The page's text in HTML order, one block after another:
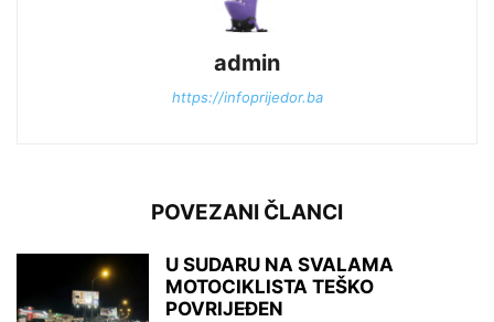
admin
https://infoprijedor.ba
POVEZANI ČLANCI
U SUDARU NA SVALAMA
MOTOCIKLISTA TEŠKO
POVRIJEĐEN